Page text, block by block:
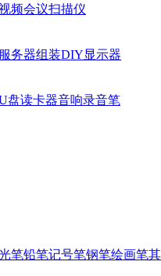
频会议扫描仪
服务器组装DIY显示器
盘读卡器音响录音笔
笔铅笔记号笔钢笔绘画笔